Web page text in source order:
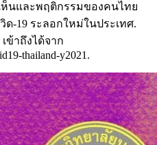
ห็นและพฤติกรรมของคนไทย
-19 ระลอกใหม่ในประเทศ.
ข้าถึงได้จาก
thailand-y2021.